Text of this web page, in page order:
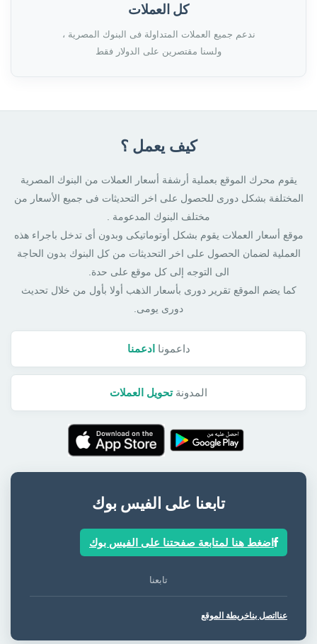
كل العملات
ندعم جميع العملات المتداولة فى البنوك المصرية ،
ولسنا مقتصرين على الدولار فقط
كيف يعمل ؟
يقوم محرك الموقع بعملية أرشفة أسعار العملات من البنوك المصرية
المختلفة بشكل دورى للحصول على اخر التحديثات فى جميع الأسعار من
مختلف البنوك المدعومة .
موقع أسعار العملات يقوم بشكل أوتوماتيكى وبدون أى تدخل باجراء هذه
العملية لضمان الحصول على اخر التحديثات من كل البنوك بدون الحاجة
الى التوجه إلى كل موقع على حدة.
كما يضم الموقع تقرير دورى بأسعار الذهب أولا بأول من خلال تحديث
دورى يومى.
داعمونا ادعمنا
المدونةتحويل العملات
تابعنا على الفيس بوك
اضغط هنا لمتابعة صفحتنا على الفيس بوك
تابعنا
عنا اتصل بناخريطة الموقع